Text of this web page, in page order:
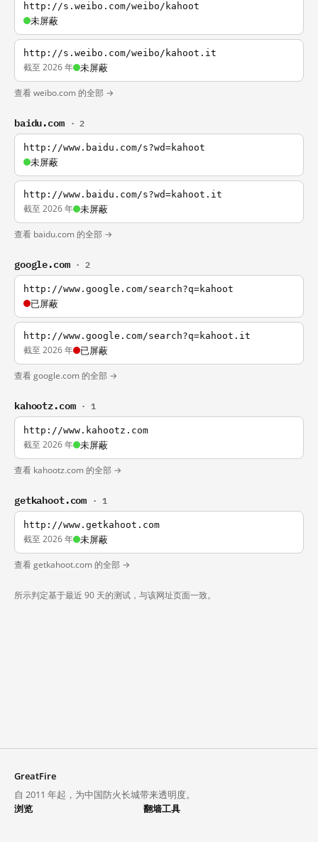
http://s.weibo.com/weibo/kahoot
未屏蔽
http://s.weibo.com/weibo/kahoot.it
截至 2026 年 未屏蔽
查看 weibo.com 的全部 →
baidu.com · 2
http://www.baidu.com/s?wd=kahoot
未屏蔽
http://www.baidu.com/s?wd=kahoot.it
截至 2026 年 未屏蔽
查看 baidu.com 的全部 →
google.com · 2
http://www.google.com/search?q=kahoot
已屏蔽
http://www.google.com/search?q=kahoot.it
截至 2026 年 已屏蔽
查看 google.com 的全部 →
kahootz.com · 1
http://www.kahootz.com
截至 2026 年 未屏蔽
查看 kahootz.com 的全部 →
getkahoot.com · 1
http://www.getkahoot.com
截至 2026 年 未屏蔽
查看 getkahoot.com 的全部 →
所示判定基于最近 90 天的测试，与该网址页面一致。
GreatFire
自 2011 年起，为中国防火长城带来透明度。
浏览
翻墙工具